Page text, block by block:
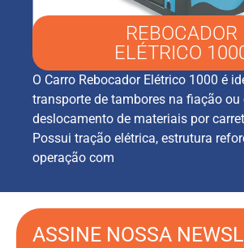
REBOCADOR
ELÉTRICO
O Carro Rebocador Elétrico 1000 é
transporte de tambores na fiação ou
deslocamento de materiais por
Possui tração elétrica, estrutura
operação com
ASSINE NOSSA